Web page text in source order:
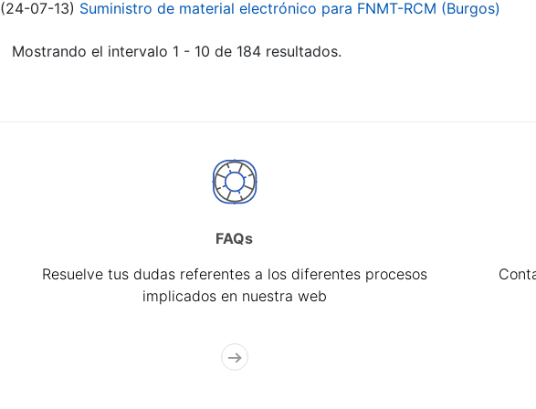
(24-07-13) Suministro de material electrónico para FNMT-RCM (Burgos)
Mostrando el intervalo 1 - 10 de 184 resultados.
FAQs
Resuelve tus dudas referentes a los diferentes procesos
implicados en nuestra web